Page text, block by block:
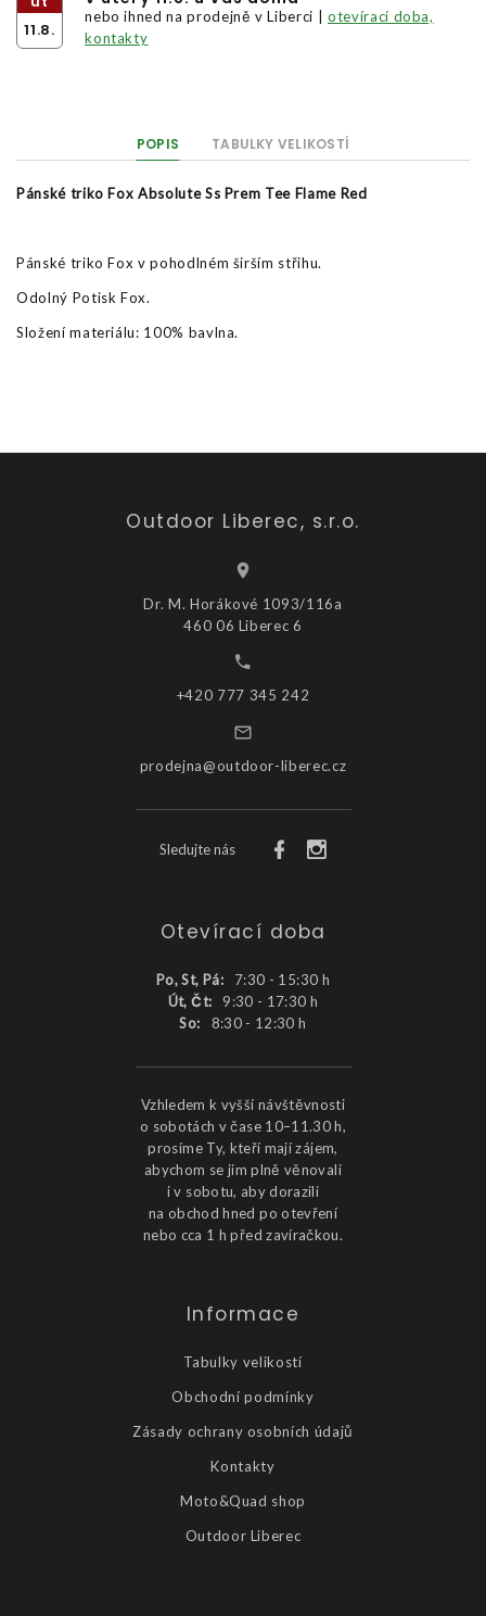
11.8.
nebo ihned na prodejně v Liberci | otevírací doba,
kontakty
POPIS TABULKY VELIKOSTÍ
Pánské triko Fox Absolute Ss Prem Tee Flame Red
Pánské triko Fox v pohodlném širším střihu.
Odolný Potisk Fox.
Složení materiálu: 100% bavlna.
Outdoor Liberec, s.r.o.
Dr. M. Horákové 1093/116a
460 06 Liberec 6
+420 777 345 242
prodejna@outdoor-liberec.cz
Sledujte nás
Otevírací doba
Po, St, Pá:
7:30 - 15:30 h
Út, Čt: 9:30 - 17:30 h
So: 8:30 - 12:30 h
Vzhledem k vyšší návštěvnosti
o sobotách v čase 10–11.30 h,
prosíme Ty, kteří mají zájem,
abychom se jim plně věnovali
i v sobotu, aby dorazili
na obchod hned po otevření
nebo cca 1 h před zavíračkou.
Informace
Tabulky velikostí
Obchodní podmínky
Zásady ochrany osobních údajů
Kontakty
Moto&Quad shop
Outdoor Liberec